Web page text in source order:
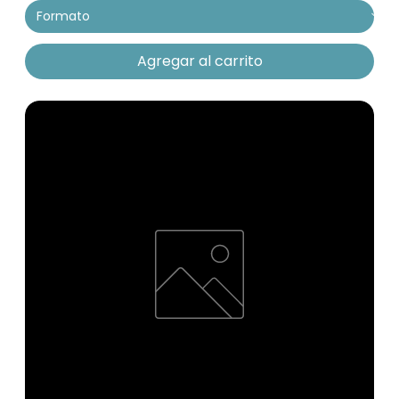
Agregar al carrito